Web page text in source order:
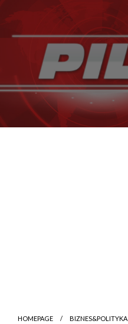
HOMEPAGE
BIZNES&POLITYKA